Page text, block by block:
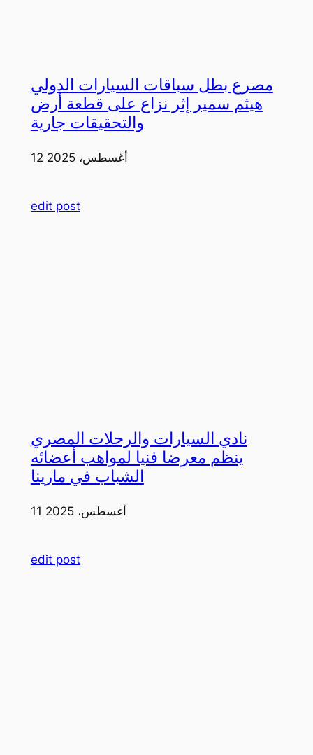
مصرع بطل سباقات السيارات الدولي
هيثم سمير إثر نزاع على قطعة أرض
والتحقيقات جارية
12 أغسطس، 2025
edit post
نادي السيارات والرحلات المصري
ينظم معرضا فنيا لمواهب أعضائه
الشباب في مارينا
11 أغسطس، 2025
edit post